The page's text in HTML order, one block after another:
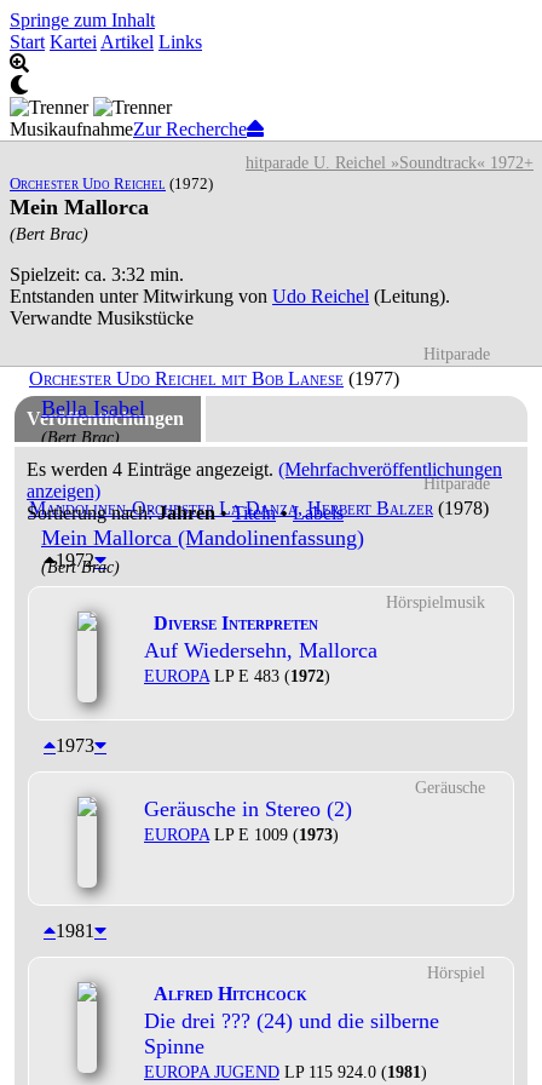
Springe zum Inhalt
Start Kartei Artikel Links
MusikaufnahmeZur Recherche
hitparade U. Reichel »Soundtrack« 1972+
Orchester Udo Reichel (1972)
Mein Mallorca
(Bert Brac)
Spielzeit: ca. 3:32 min.
Entstanden unter Mitwirkung von Udo Reichel (Leitung).
Verwandte Musikstücke
Hitparade
Orchester Udo Reichel mit Bob Lanese (1977)
Bella Isabel
(Bert Brac)
Hitparade
Mandolinen-Orchester La Danza, Herbert Balzer (1978)
Mein Mallorca (Mandolinenfassung)
(Bert Brac)
Veröffentlichungen
Es werden 4 Einträge angezeigt. (Mehrfachveröffentlichungen
anzeigen)
Sortierung nach:Jahren•Titeln•Labels
1972
Hörspielmusik
Diverse Interpreten
Auf Wiedersehn, Mallorca
EUROPA LP E 483 (1972)
1973
Geräusche
Geräusche in Stereo (2)
EUROPA LP E 1009 (1973)
1981
Hörspiel
Alfred Hitchcock
Die drei ??? (24) und die silberne
Spinne
EUROPA JUGEND LP 115 924.0 (1981)